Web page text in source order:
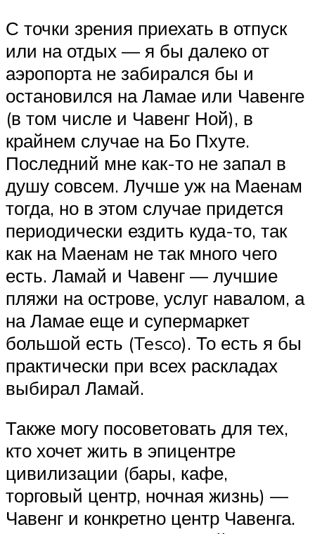
С точки зрения приехать в отпуск
или на отдых — я бы далеко от
аэропорта не забирался бы и
остановился на Ламае или Чавенге
(в том числе и Чавенг Ной), в
крайнем случае на Бо Пхуте.
Последний мне как-то не запал в
душу совсем. Лучше уж на Маенам
тогда, но в этом случае придется
периодически ездить куда-то, так
как на Маенам не так много чего
есть. Ламай и Чавенг — лучшие
пляжи на острове, услуг навалом, а
на Ламае еще и супермаркет
большой есть (Tesco). То есть я бы
практически при всех раскладах
выбирал Ламай.
Также могу посоветовать для тех,
кто хочет жить в эпицентре
цивилизации (бары, кафе,
торговый центр, ночная жизнь) —
Чавенг и конкретно центр Чавенга.